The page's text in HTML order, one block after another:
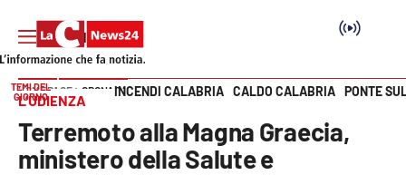
SEZIONI
Vai
TEMI DEL
GIORNO
INCENDI CALABRIA CALDO CALABRIA PONTE
HOME PAGE CRONACA
L’UDIENZA
Terremoto alla Magna Graecia,
ministero della Salute e